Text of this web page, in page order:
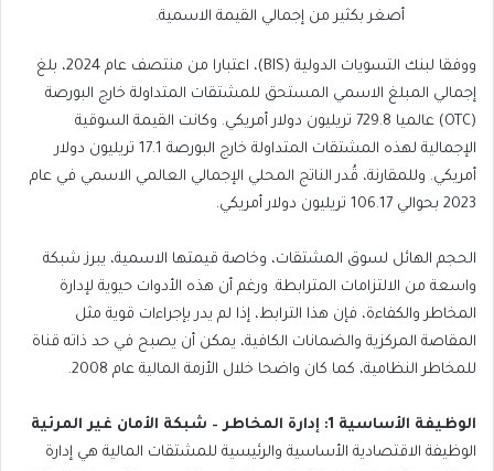
أصغر بكثير من إجمالي القيمة الاسمية.
ووفقا لبنك التسويات الدولية (BIS)، اعتبارا من منتصف عام 2024، بلغ
إجمالي المبلغ الاسمي المستحق للمشتقات المتداولة خارج البورصة
(OTC) عالميا 729.8 تريليون دولار أمريكي. وكانت القيمة السوقية
الإجمالية لهذه المشتقات المتداولة خارج البورصة 17.1 تريليون دولار
أمريكي. وللمقارنة، قُدر الناتج المحلي الإجمالي العالمي الاسمي في عام
2023 بحوالي 106.17 تريليون دولار أمريكي.
الحجم الهائل لسوق المشتقات، وخاصة قيمتها الاسمية، يبرز شبكة
واسعة من الالتزامات المترابطة. ورغم أن هذه الأدوات حيوية لإدارة
المخاطر والكفاءة، فإن هذا الترابط، إذا لم يدر بإجراءات قوية مثل
المقاصة المركزية والضمانات الكافية، يمكن أن يصبح في حد ذاته قناة
للمخاطر النظامية، كما كان واضحا خلال الأزمة المالية عام 2008.
الوظيفة الأساسية 1: إدارة المخاطر – شبكة الأمان غير المرئية
الوظيفة الاقتصادية الأساسية والرئيسية للمشتقات المالية هي إدارة